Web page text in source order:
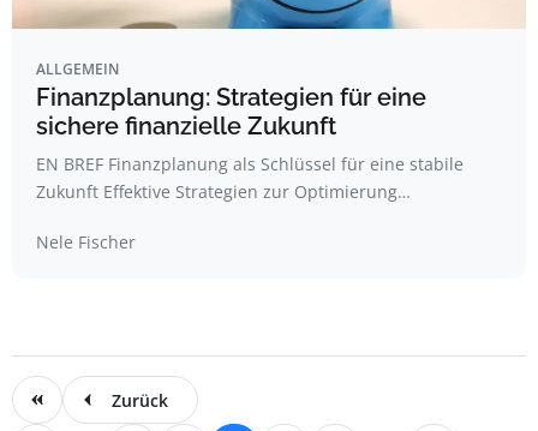
ALLGEMEIN
Finanzplanung: Strategien für eine
sichere finanzielle Zukunft
EN BREF Finanzplanung als Schlüssel für eine stabile
Zukunft Effektive Strategien zur Optimierung…
Nele Fischer
Zurück